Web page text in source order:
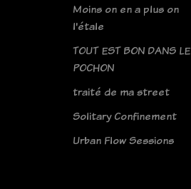
Moins on en a plus on
l'étale
TOUT EST BON DANS LE
POCHON
traité de ma street
Solitary Confinement
Urban Flow Sessions